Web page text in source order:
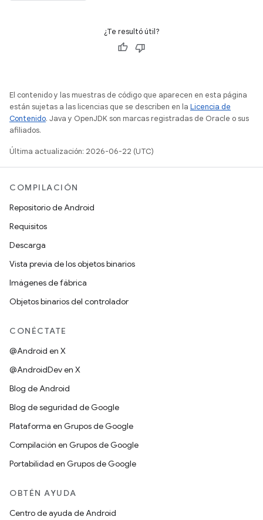
¿Te resultó útil?
El contenido y las muestras de código que aparecen en esta página
están sujetas a las licencias que se describen en la Licencia de
Contenido. Java y OpenJDK son marcas registradas de Oracle o sus
afiliados.
Última actualización: 2026-06-22 (UTC)
COMPILACIÓN
Repositorio de Android
Requisitos
Descarga
Vista previa de los objetos binarios
Imágenes de fábrica
Objetos binarios del controlador
CONÉCTATE
@Android en X
@AndroidDev en X
Blog de Android
Blog de seguridad de Google
Plataforma en Grupos de Google
Compilación en Grupos de Google
Portabilidad en Grupos de Google
OBTÉN AYUDA
Centro de ayuda de Android